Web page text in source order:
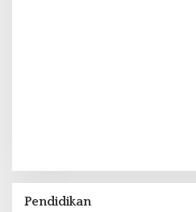
Pendidikan